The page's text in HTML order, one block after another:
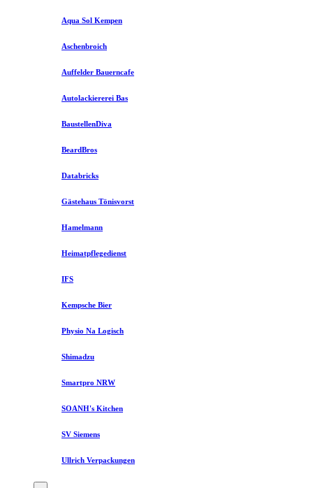
Aqua Sol Kempen
Aschenbroich
Auffelder Bauerncafe
Autolackiererei Bas
BaustellenDiva
BeardBros
Databricks
Gästehaus Tönisvorst
Hamelmann
Heimatpflegedienst
IFS
Kempsche Bier
Physio Na Logisch
Shimadzu
Smartpro NRW
SOANH's Kitchen
SV Siemens
Ullrich Verpackungen